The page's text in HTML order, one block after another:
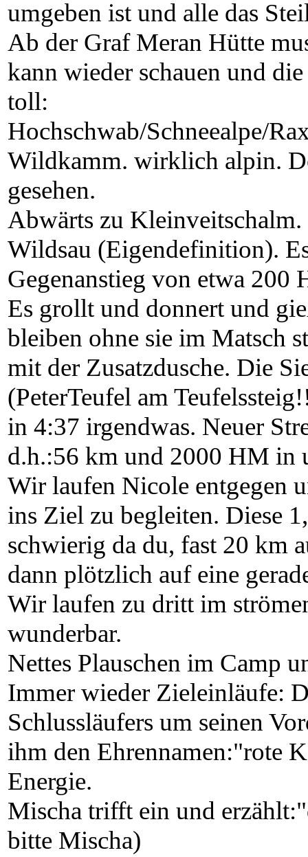
umgeben ist und alle das
Ab der Graf Meran Hütte
kann wieder schauen und
toll:
Hochschwab/Schneealpe/
Wildkamm. wirklich alpin.
gesehen.
Abwärts zu Kleinveitschalm.
Wildsau (Eigendefinition).
Gegenanstieg von etwa 200
Es grollt und donnert und
bleiben ohne sie im Matsch
mit der Zusatzdusche. Die
(PeterTeufel am
in 4:37 irgendwas. Neuer
d.h.:56 km und 2000 HM in
Wir laufen Nicole entgegen
ins Ziel zu begleiten. Diese
schwierig da du, fast 20 km
dann plötzlich auf eine
Wir laufen zu dritt im
wunderbar.
Nettes Plauschen im Camp
Immer wieder Zieleinläufe:
Schlussläufers um seinen
ihm den Ehrennamen:"rote
Energie.
Mischa trifft ein und
bitte Mischa)